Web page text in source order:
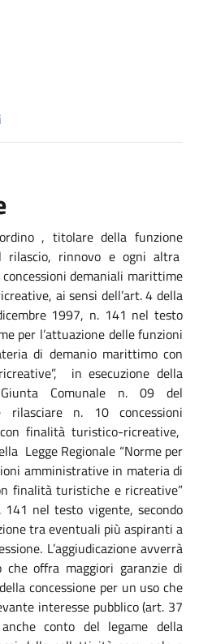
, titolare della funzione
rilascio, rinnovo e ogni altra
demaniali marittime
ai sensi dell’art. 4 della
1997, n. 141 nel testo
per l’attuazione delle funzioni
di demanio marittimo con
in esecuzione della
Comunale n. 09 del
rilasciare n. 10 concessioni
finalità turistico-ricreative,
Legge Regionale “Norme per
amministrative in materia di
finalità turistiche e ricreative”
nel testo vigente, secondo
tra eventuali più aspiranti a
L’aggiudicazione avverrà
che offra maggiori garanzie di
concessione per un uso che
interesse pubblico (art. 37
conto del legame della